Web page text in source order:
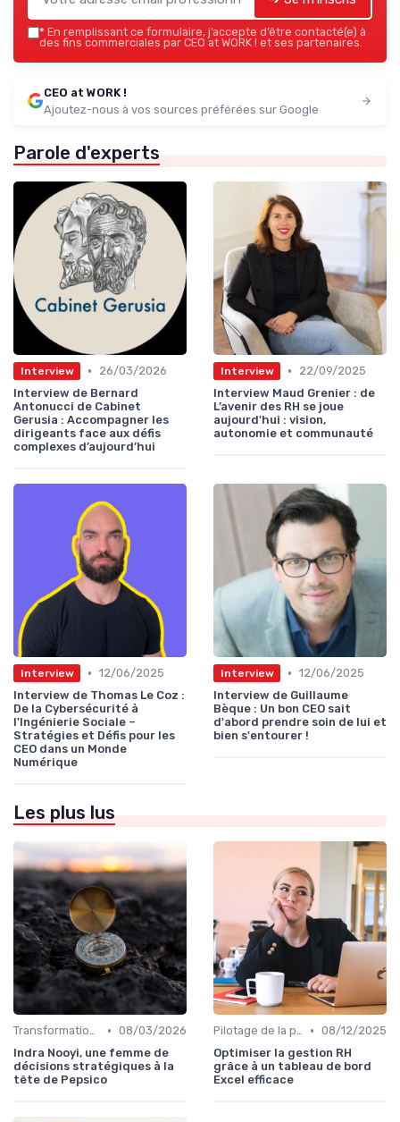
* En remplissant ce formulaire, j’accepte d’être contacté(e) à
des fins commerciales par CEO at WORK ! et ses partenaires.
CEO at WORK !
Ajoutez-nous à vos sources préférées sur Google
Parole d'experts
Interview •
26/03/2026
Interview de Bernard
Antonucci de Cabinet
Gerusia : Accompagner les
dirigeants face aux défis
complexes d’aujourd’hui
Interview •
22/09/2025
Interview Maud Grenier : de
L’avenir des RH se joue
aujourd'hui : vision,
autonomie et communauté
Interview • 12/06/2025
Interview de Thomas Le Coz :
De la Cybersécurité à
l'Ingénierie Sociale –
Stratégies et Défis pour les
CEO dans un Monde
Numérique
Interview • 12/06/2025
Interview de Guillaume
Bèque : Un bon CEO sait
d'abord prendre soin de lui et
bien s'entourer !
Les plus lus
Transformation digitale de l’entreprise • 08/03/2026
Indra Nooyi, une femme de
décisions stratégiques à la
tête de Pepsico
Pilotage de la performance globale • 08/12/2025
Optimiser la gestion RH
grâce à un tableau de bord
Excel efficace